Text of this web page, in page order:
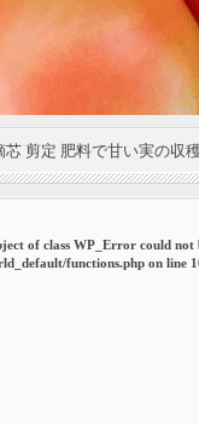
剪定 肥料で甘い実の収穫
of class WP_Error could not
functions.php on line